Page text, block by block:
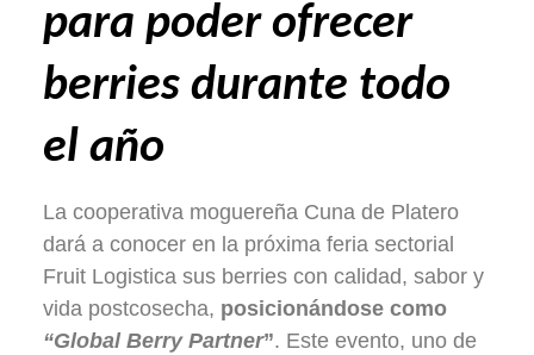
para poder ofrecer
berries durante todo
el año
La cooperativa moguereña Cuna de Platero
dará a conocer en la próxima feria sectorial
Fruit Logistica sus berries con calidad, sabor y
vida postcosecha, posicionándose como
“Global Berry Partner”. Este evento, uno de